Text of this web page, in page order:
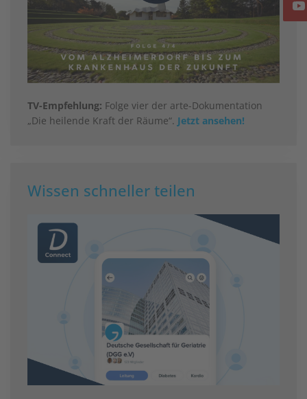
TV-Empfehlung: Folge vier der arte-Dokumentation
„Die heilende Kraft der Räume“. Jetzt ansehen!
Wissen schneller teilen